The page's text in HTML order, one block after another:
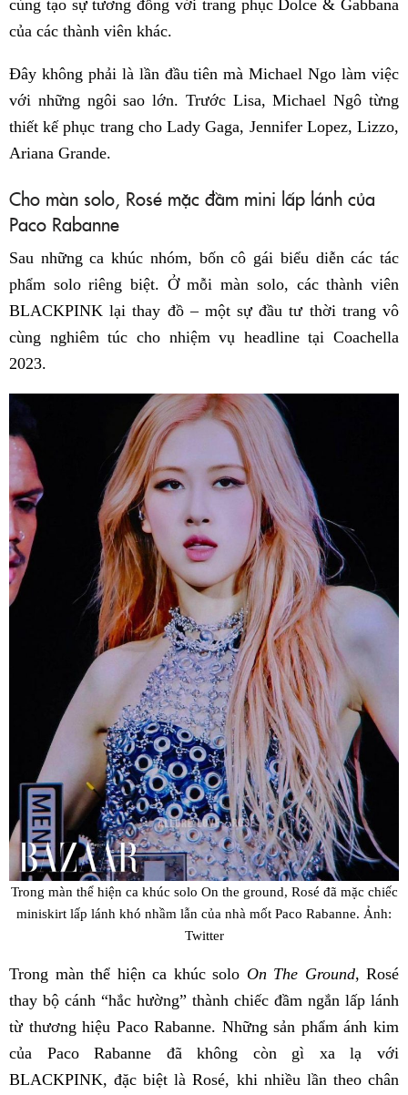
cùng tạo sự tương đồng với trang phục Dolce & Gabbana
của các thành viên khác.
Đây không phải là lần đầu tiên mà Michael Ngo làm việc
với những ngôi sao lớn. Trước Lisa, Michael Ngô từng
thiết kế phục trang cho Lady Gaga, Jennifer Lopez, Lizzo,
Ariana Grande.
Cho màn solo, Rosé mặc đầm mini lấp lánh của
Paco Rabanne
Sau những ca khúc nhóm, bốn cô gái biểu diễn các tác
phẩm solo riêng biệt. Ở mỗi màn solo, các thành viên
BLACKPINK lại thay đồ – một sự đầu tư thời trang vô
cùng nghiêm túc cho nhiệm vụ headline tại Coachella
2023.
Trong màn thể hiện ca khúc solo On the ground, Rosé đã mặc chiếc
miniskirt lấp lánh khó nhầm lẫn của nhà mốt Paco Rabanne. Ảnh:
Twitter
Trong màn thể hiện ca khúc solo On The Ground, Rosé
thay bộ cánh “hắc hường” thành chiếc đầm ngắn lấp lánh
từ thương hiệu Paco Rabanne. Những sản phẩm ánh kim
của Paco Rabanne đã không còn gì xa lạ với
BLACKPINK, đặc biệt là Rosé, khi nhiều lần theo chân